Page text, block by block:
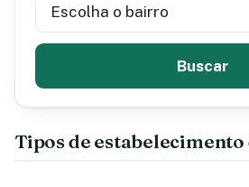
Buscar
Tipos de estabelecimento